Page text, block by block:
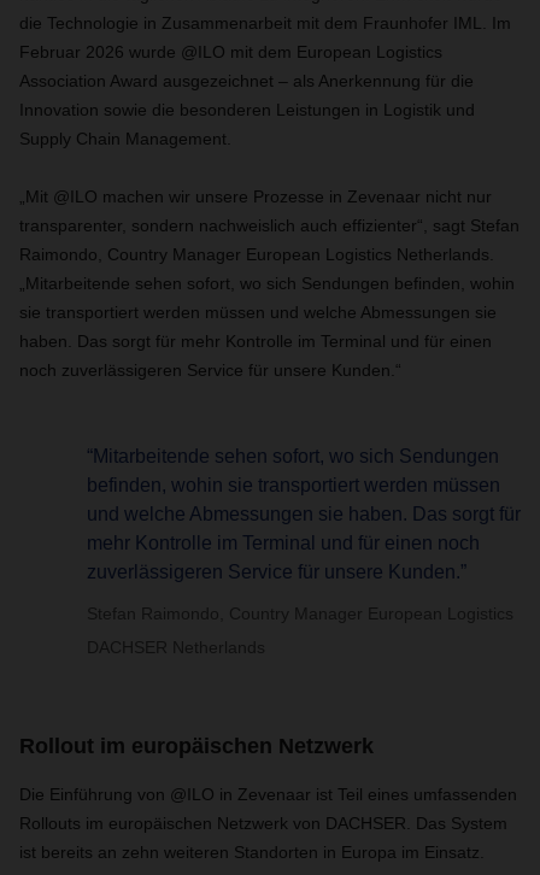
die Technologie in Zusammenarbeit mit dem Fraunhofer IML. Im
Februar 2026 wurde @ILO mit dem European Logistics
Association Award ausgezeichnet – als Anerkennung für die
Innovation sowie die besonderen Leistungen in Logistik und
Supply Chain Management.
„Mit @ILO machen wir unsere Prozesse in Zevenaar nicht nur
transparenter, sondern nachweislich auch effizienter“, sagt Stefan
Raimondo, Country Manager European Logistics Netherlands.
„Mitarbeitende sehen sofort, wo sich Sendungen befinden, wohin
sie transportiert werden müssen und welche Abmessungen sie
haben. Das sorgt für mehr Kontrolle im Terminal und für einen
noch zuverlässigeren Service für unsere Kunden.“
“Mitarbeitende sehen sofort, wo sich Sendungen
befinden, wohin sie transportiert werden müssen
und welche Abmessungen sie haben. Das sorgt für
mehr Kontrolle im Terminal und für einen noch
zuverlässigeren Service für unsere Kunden.”
Stefan Raimondo, Country Manager European Logistics
DACHSER Netherlands
Rollout im europäischen Netzwerk
Die Einführung von @ILO in Zevenaar ist Teil eines umfassenden
Rollouts im europäischen Netzwerk von DACHSER. Das System
ist bereits an zehn weiteren Standorten in Europa im Einsatz.